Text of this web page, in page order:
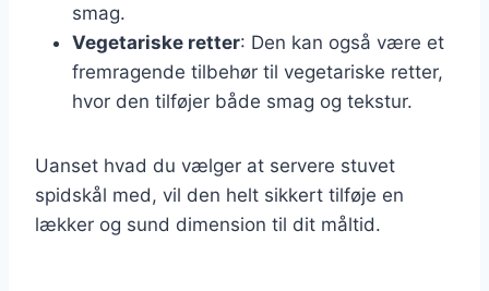
smag.
Vegetariske retter: Den kan også være et
fremragende tilbehør til vegetariske retter,
hvor den tilføjer både smag og tekstur.
Uanset hvad du vælger at servere stuvet
spidskål med, vil den helt sikkert tilføje en
lækker og sund dimension til dit måltid.